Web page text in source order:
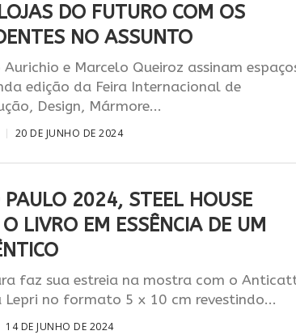
DO FUTURO COM OS
NO ASSUNTO
e Marcelo Queiroz assinam
edição da Feira Internacional de
Design, Mármore...
20 DE JUNHO DE 2024
PAULO 2024, STEEL HOUSE
LIVRO EM ESSÊNCIA DE UM
faz sua estreia na mostra com o
no formato 5 x 10 cm revestindo...
14 DE JUNHO DE 2024